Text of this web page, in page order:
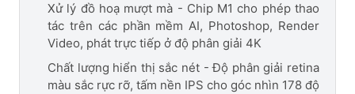
Đồ họa
Apple M1 GPU 8 nhân
Apple M1 GPU 8
nhân
Xử lý đồ hoạ mượt mà - Chip M1 cho phép thao
tác trên các phần mềm AI, Photoshop, Render
Video, phát trực tiếp ở độ phân giải 4K
Chất lượng hiển thị sắc nét - Độ phân giải retina
màu sắc rực rỡ, tấm nền IPS cho góc nhìn 178 độ